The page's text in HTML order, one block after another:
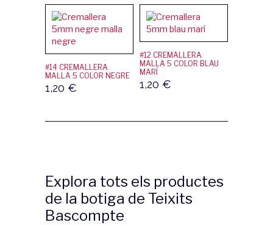
#14 CREMALLERA
MALLA 5 COLOR NEGRE
1,20 €
#12 CREMALLERA
MALLA 5 COLOR BLAU
MARÍ
1,20 €
Explora tots els productes
de la botiga de Teixits
Bascompte